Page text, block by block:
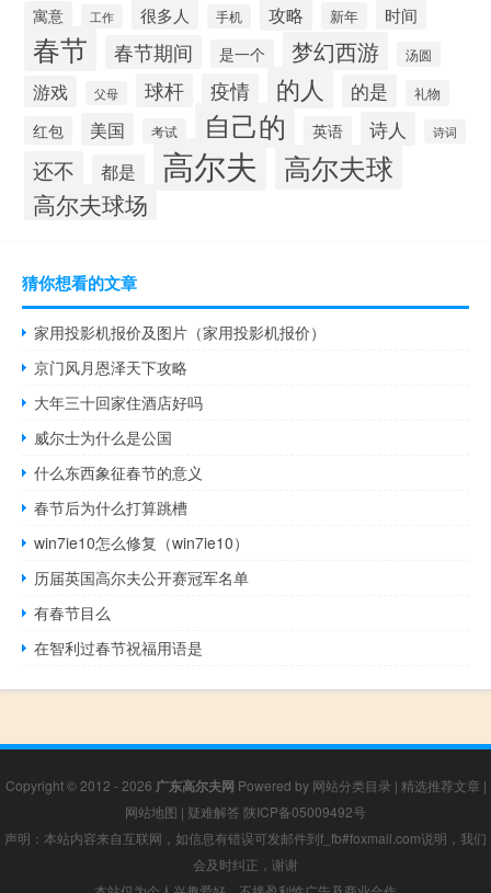
寓意 工作 很多人 手机 攻略 新年 时间
春节 春节期间 是一个 梦幻西游 汤圆
游戏 父母 球杆 疫情 的人 的是 礼物
红包 美国 考试 自己的 英语 诗人 诗词
还不 都是 高尔夫 高尔夫球
高尔夫球场
猜你想看的文章
家用投影机报价及图片（家用投影机报价）
京门风月恩泽天下攻略
大年三十回家住酒店好吗
威尔士为什么是公国
什么东西象征春节的意义
春节后为什么打算跳槽
win7ie10怎么修复（win7ie10）
历届英国高尔夫公开赛冠军名单
有春节目么
在智利过春节祝福用语是
Copyright © 2012 - 2026 广东高尔夫网 Powered by 网站分类目录 | 精选推荐文章 |
网站地图 | 疑难解答 陕ICP备05009492号
声明：本站内容来自互联网，如信息有错误可发邮件到f_fb#foxmail.com说明，我们
会及时纠正，谢谢